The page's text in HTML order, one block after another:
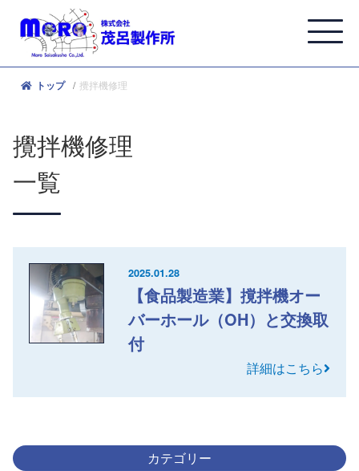
トップ 攪拌機修理
攪拌機修理
一覧
2025.01.28
【食品製造業】撹拌機オー
バーホール（OH）と交換取
付
詳細はこちら
カテゴリー